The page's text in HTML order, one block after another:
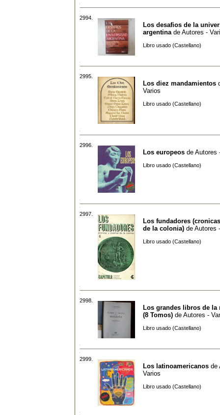
2994.
Los desafios de la
argentina de Autores -
Libro usado (Castellano)
2995.
Los diez mandamientos
Varios
Libro usado (Castellano)
2996.
Los europeos de Autores
Libro usado (Castellano)
2997.
Los fundadores
de la colonia) de Autores
Libro usado (Castellano)
2998.
Los grandes libros de la
(8 Tomos) de Autores -
Libro usado (Castellano)
2999.
Los latinoamericanos de
Varios
Libro usado (Castellano)